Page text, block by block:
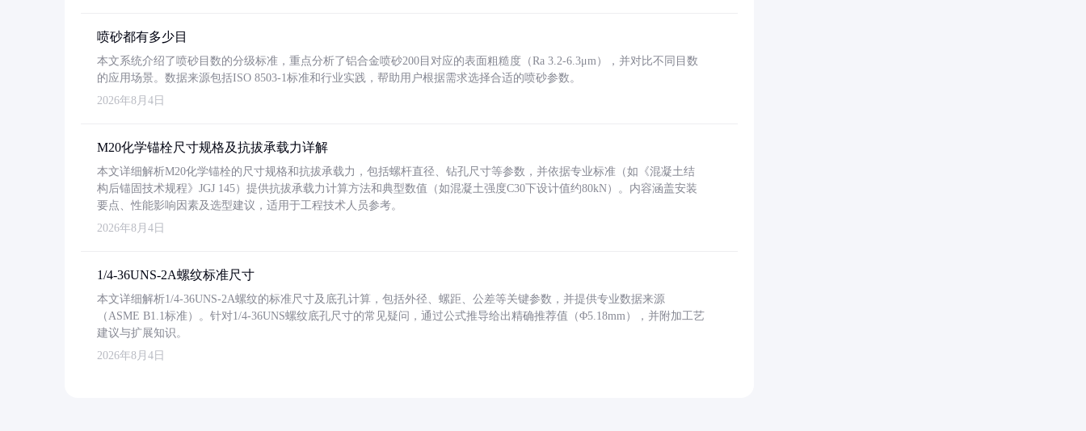
喷砂都有多少目
本文系统介绍了喷砂目数的分级标准，重点分析了铝合金喷砂200目对应的表面粗糙度（Ra 3.2-6.3μm），并对比不同目数
的应用场景。数据来源包括ISO 8503-1标准和行业实践，帮助用户根据需求选择合适的喷砂参数。
2026年8月4日
M20化学锚栓尺寸规格及抗拔承载力详解
本文详细解析M20化学锚栓的尺寸规格和抗拔承载力，包括螺杆直径、钻孔尺寸等参数，并依据专业标准（如《混凝土结
构后锚固技术规程》JGJ 145）提供抗拔承载力计算方法和典型数值（如混凝土强度C30下设计值约80kN）。内容涵盖安装
要点、性能影响因素及选型建议，适用于工程技术人员参考。
2026年8月4日
1/4-36UNS-2A螺纹标准尺寸
本文详细解析1/4-36UNS-2A螺纹的标准尺寸及底孔计算，包括外径、螺距、公差等关键参数，并提供专业数据来源
（ASME B1.1标准）。针对1/4-36UNS螺纹底孔尺寸的常见疑问，通过公式推导给出精确推荐值（Φ5.18mm），并附加工艺
建议与扩展知识。
2026年8月4日